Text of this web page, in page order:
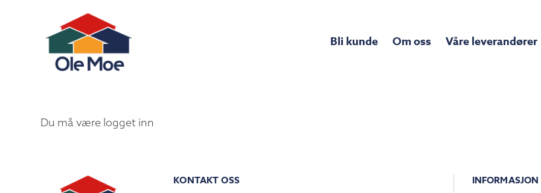
Bli kunde Om oss Våre leverandører
Du må være logget inn
KONTAKT OSS INFORMASJON